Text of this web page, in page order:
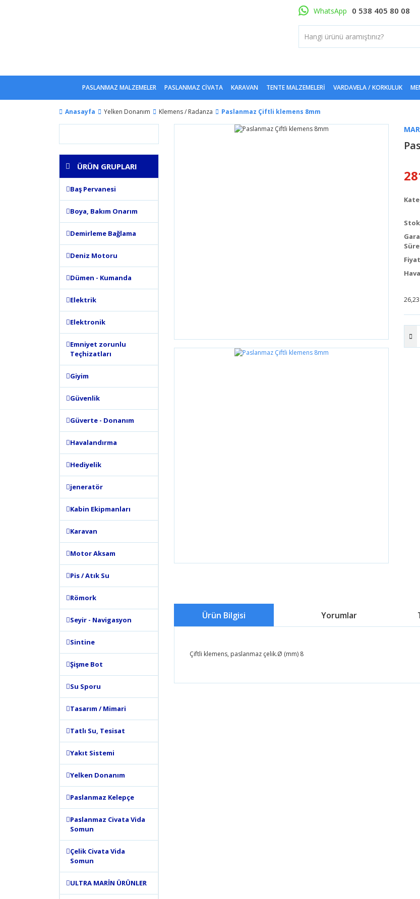
WhatsApp 0 538 405 80 08
PASLANMAZ MALZEMELER PASLANMAZ CİVATA KARAVAN TENTE MALZEMELERI VARDAVELA / KORKULUK
Anasayfa Yelken Donanım Klemens / Radanza Paslanmaz Çiftli klemens 8mm
ÜRÜN GRUPLARI
Baş Pervanesi
Boya, Bakım Onarım
Demirleme Bağlama
Deniz Motoru
Dümen - Kumanda
Elektrik
Elektronik
Emniyet zorunlu
Teçhizatları
Giyim
Güvenlik
Güverte - Donanım
Havalandırma
Hediyelik
jeneratör
Kabin Ekipmanları
Karavan
Motor Aksam
Pis / Atık Su
Römork
Seyir - Navigasyon
Sintine
Şişme Bot
Su Sporu
Tasarım / Mimari
Tatlı Su, Tesisat
Yakıt Sistemi
Yelken Donanım
Paslanmaz Kelepçe
Paslanmaz Civata Vida
Somun
Çelik Civata Vida
Somun
ULTRA MARİN ÜRÜNLER
Fiyat
Ürün Bilgisi Yorumlar
Çiftli klemens, paslanmaz çelik.Ø (mm) 8